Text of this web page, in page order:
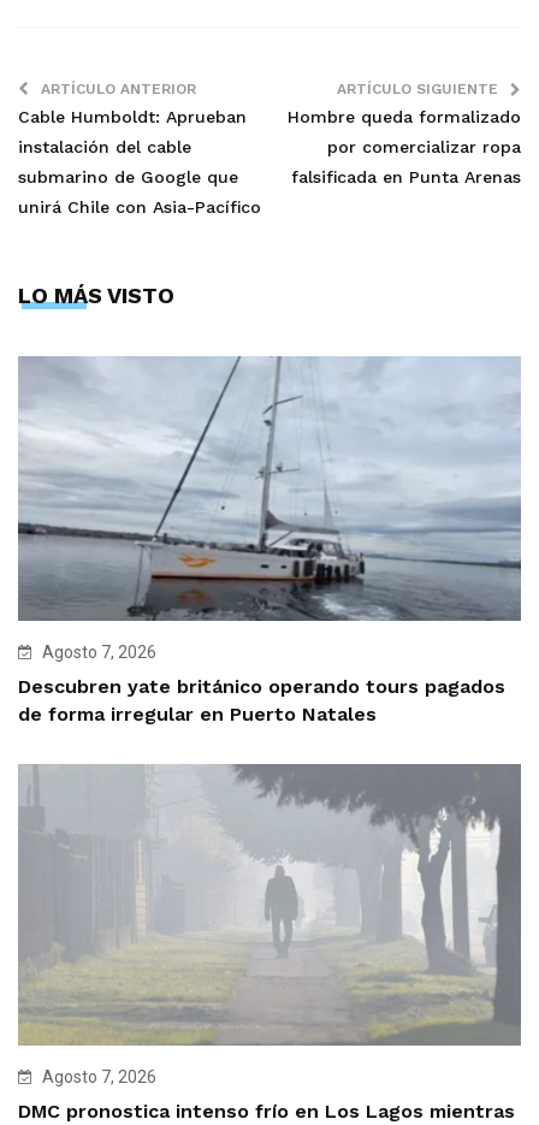
ARTÍCULO ANTERIOR
Cable Humboldt: Aprueban
instalación del cable
submarino de Google que
unirá Chile con Asia-Pacífico
ARTÍCULO SIGUIENTE
Hombre queda formalizado
por comercializar ropa
falsificada en Punta Arenas
LO MÁS VISTO
Agosto 7, 2026
Descubren yate británico operando tours pagados
de forma irregular en Puerto Natales
Agosto 7, 2026
DMC pronostica intenso frío en Los Lagos mientras